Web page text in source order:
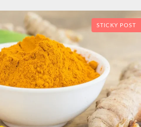
STICKY POST